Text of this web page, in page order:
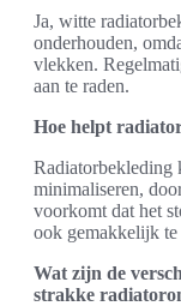
Ja, witte
onderhouden,
vlekken.
aan te raden.
Hoe helpt
Radiatorbekleding
minimaliseren,
voorkomt dat het
ook gemakkelijk
Wat zijn de
strakke